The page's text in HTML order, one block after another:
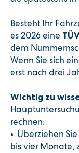
Besteht Ihr
es 2026 eine
dem
Wenn Sie sich
erst nach drei
Wichtig zu
rechnen.
• Überziehen
bis vier Monate,